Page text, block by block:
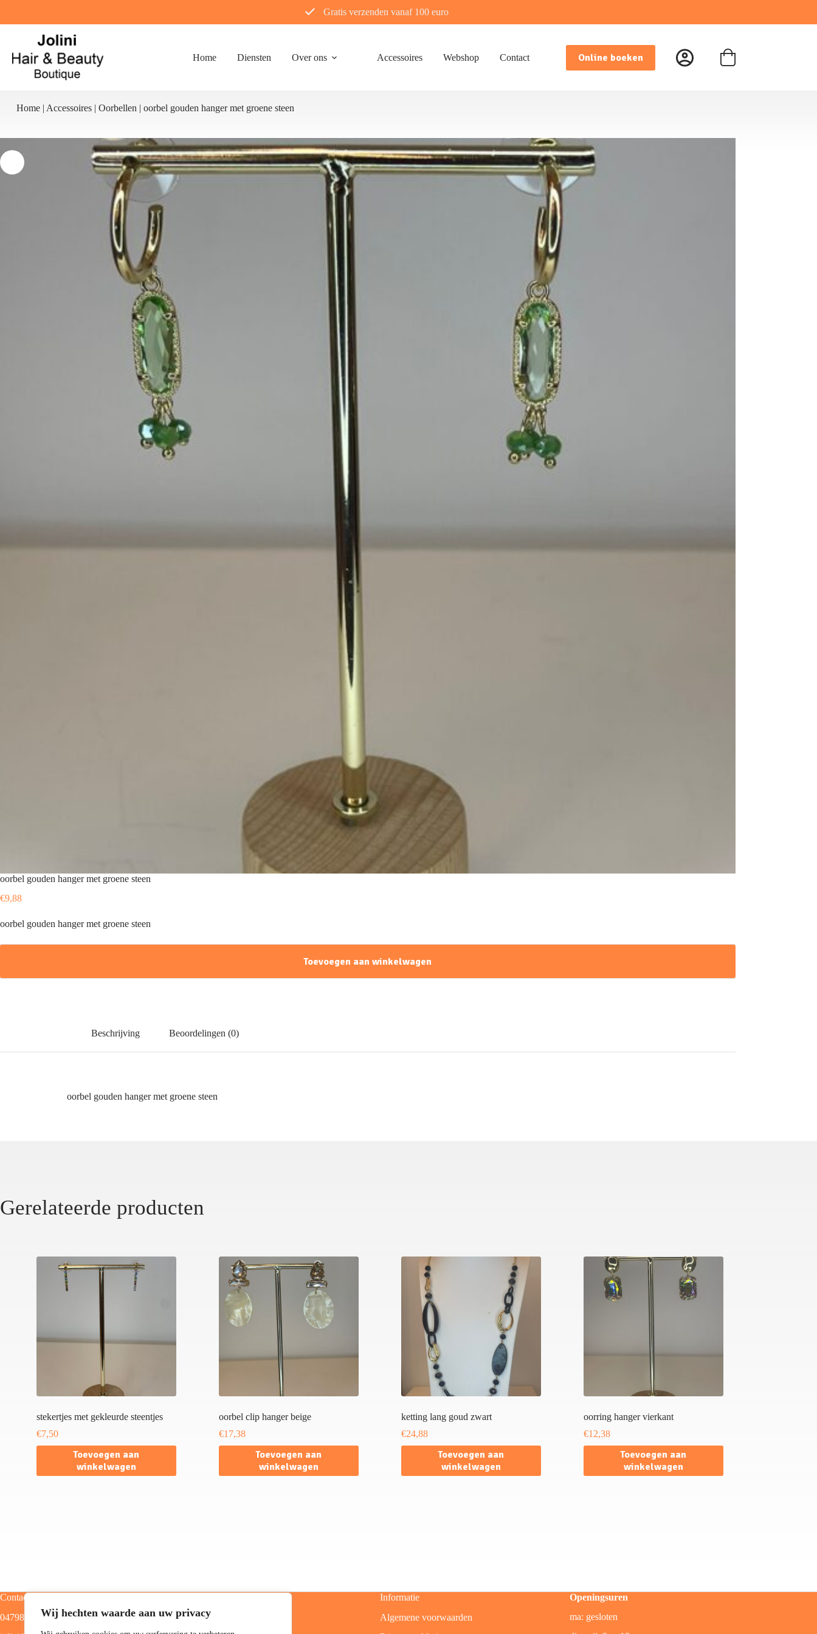
Wij hechten waarde aan uw privacy
de
Gratis verzenden vanaf 100 euro
Home Diensten Over ons Accessoires Webshop Contact Online boeken Winkelwagen
Home | Accessoires | Oorbellen | oorbel gouden hanger met groene steen
oorbel gouden hanger met groene steen
€9,88
oorbel gouden hanger met groene steen
Toevoegen aan winkelwagen
Beschrijving Beoordelingen (0)
oorbel gouden hanger met groene steen
Gerelateerde producten
stekertjes met gekleurde steentjes
€7,50
Toevoegen aan
winkelwagen
oorbel clip hanger beige
€17,38
Toevoegen aan
winkelwagen
ketting lang goud zwart
€24,88
Toevoegen aan
winkelwagen
oorring hanger vierkant
€12,38
Toevoegen aan
winkelwagen
Contact
0479805129
Home
Informatie
Algemene voorwaarden
Openingsuren
ma: gesloten